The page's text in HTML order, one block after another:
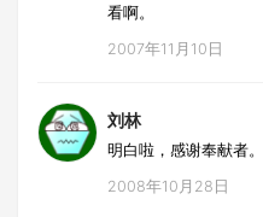
看啊。
2007年11月10日
刘林
明白啦，感谢奉献者。
2008年10月28日